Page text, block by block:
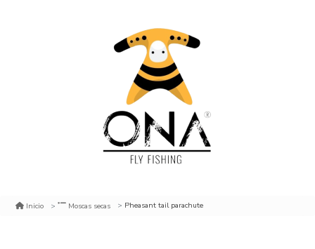
Inicio Moscas secas Pheasant tail parachute